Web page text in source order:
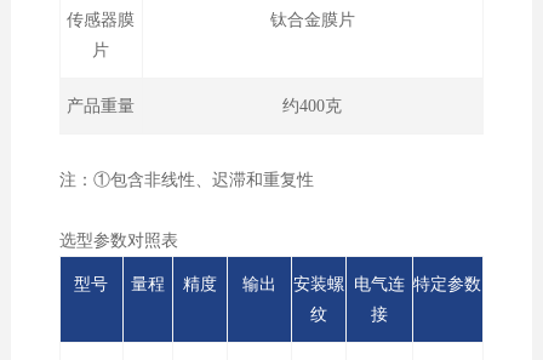
传感器膜
片
钛合金膜片
产品重量 约400克
注：①包含非线性、迟滞和重复性
选型参数对照表
型号 量程 精度 输出
安装螺
纹
电气连
接
特定参数